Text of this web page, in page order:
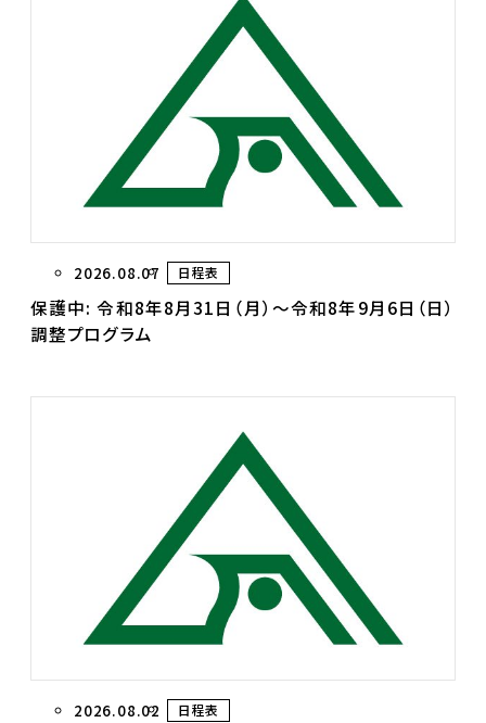
2026.08.07 日程表
保護中: 令和8年8月31日（月）～令和8年9月6日（日）
調整プログラム
2026.08.02 日程表